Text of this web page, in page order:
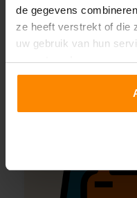
de gegevens
ze heeft verstrekt of die
uw gebruik van hun
accepteren!